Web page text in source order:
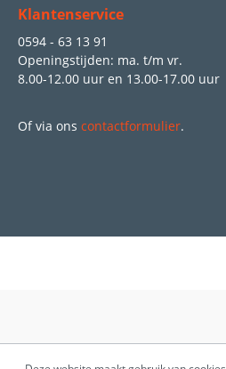
Klantenservice
0594 - 63 13 91
Openingstijden: ma. t/m vr.
8.00-12.00 uur en 13.00-17.00 uur
Of via ons contactformulier.